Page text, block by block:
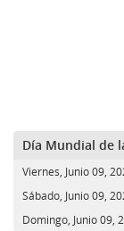
Día Mundial de
Viernes, Junio 09,
Sábado, Junio 09,
Domingo, Junio 09,